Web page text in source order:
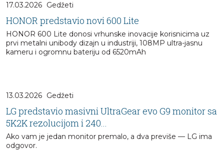
17.03.2026 Gedžeti
HONOR predstavio novi 600 Lite
HONOR 600 Lite donosi vrhunske inovacije korisnicima uz
prvi metalni unibody dizajn u industriji, 108MP ultra-jasnu
kameru i ogromnu bateriju od 6520mAh
13.03.2026 Gedžeti
LG predstavio masivni UltraGear evo G9 monitor sa
5K2K rezolucijom i 240...
Ako vam je jedan monitor premalo, a dva previše — LG ima
odgovor.